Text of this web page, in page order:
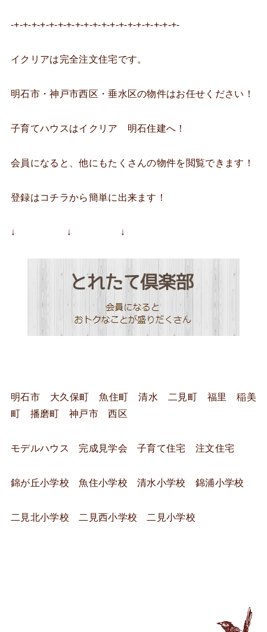
-+-+-+-+-+-+-+-+-+-+-+-+-+-+-+-+-+-+-+-
イクリアは完全注文住宅です。
明石市・神戸市西区・垂水区の物件はお任せください！
子育てハウスはイクリア 明石住建へ！
会員になると、他にもたくさんの物件を閲覧できます！
登録はコチラから簡単に出来ます！
↓ ↓ ↓
明石市 大久保町 魚住町 清水 二見町 福里 稲美
町 播磨町 神戸市 西区
モデルハウス 完成見学会 子育て住宅 注文住宅
錦が丘小学校 魚住小学校 清水小学校 錦浦小学校
二見北小学校 二見西小学校 二見小学校